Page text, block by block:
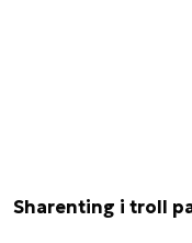
Sharenting i troll